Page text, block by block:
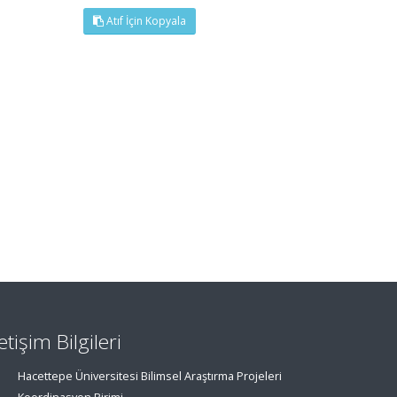
Atıf İçin Kopyala
Bilgileri
Hacettepe Üniversitesi Bilimsel Araştırma Projeleri